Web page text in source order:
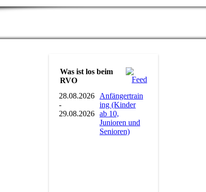
Was ist los beim
RVO
28.08.2026
-
29.08.2026
Anfängertrain
ing (Kinder
ab 10,
Junioren und
Senioren)